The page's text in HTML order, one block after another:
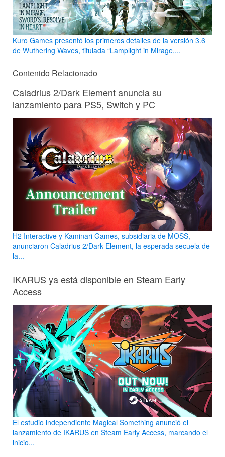
Kuro Games presentó los primeros detalles de la versión 3.6
de Wuthering Waves, titulada “Lamplight in Mirage,...
Contenido Relacionado
Caladrius 2/Dark Element anuncia su
lanzamiento para PS5, Switch y PC
H2 Interactive y Kaminari Games, subsidiaria de MOSS,
anunciaron Caladrius 2/Dark Element, la esperada secuela de
la...
IKARUS ya está disponible en Steam Early
Access
El estudio independiente Magical Something anunció el
lanzamiento de IKARUS en Steam Early Access, marcando el
inicio...